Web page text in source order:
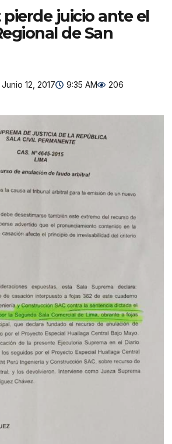
juicio ante el
de San
Junio 12, 2017 9:35 AM 206